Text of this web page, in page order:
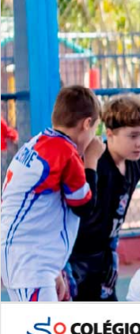
Desafios | Saiba mais
NOSSOCANAL